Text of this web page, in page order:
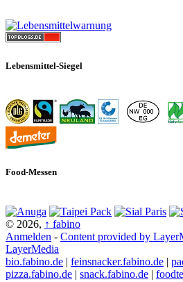
Lebensmittel-Siegel
Food-Messen
© 2026, ↑ fabino
Anmelden - Content provided by
LayerMedia
bio.fabino.de | feinsnacker.fabino.de |
pizza.fabino.de | snack.fabino.de |